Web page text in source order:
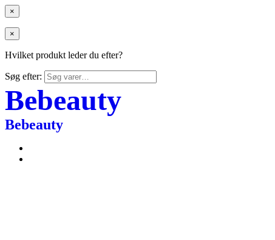
×
×
Hvilket produkt leder du efter?
Søg efter:
Bebeauty
Bebeauty